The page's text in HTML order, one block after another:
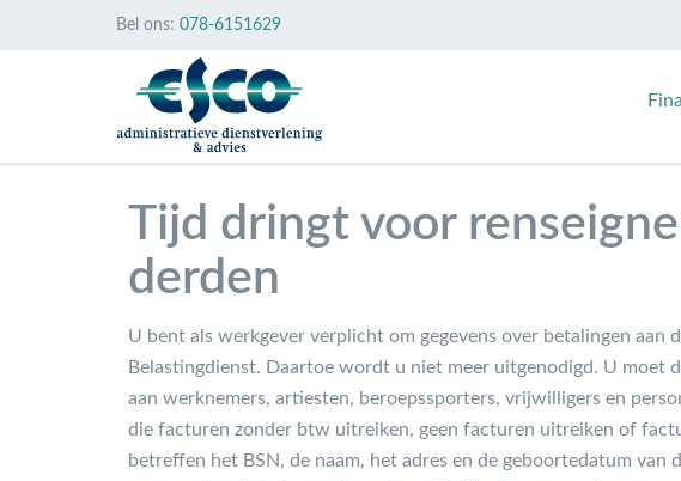
Bel ons: 078-6151629
Tijd dringt voor
derden
U bent als werkgever verplicht om gegevens over betalingen aan
Belastingdienst. Daartoe wordt u niet meer uitgenodigd. U moet
aan werknemers, artiesten, beroepssporters, vrijwilligers en
die facturen zonder btw uitreiken, geen facturen uitreiken of
betreffen het BSN, de naam, het adres en de geboortedatum